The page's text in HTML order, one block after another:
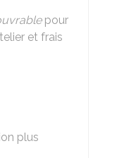
pour
et frais
plus